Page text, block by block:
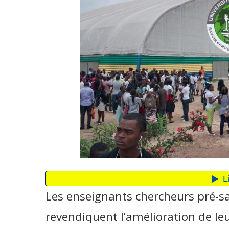
Les enseignants chercheurs pré-
revendiquent l’amélioration de